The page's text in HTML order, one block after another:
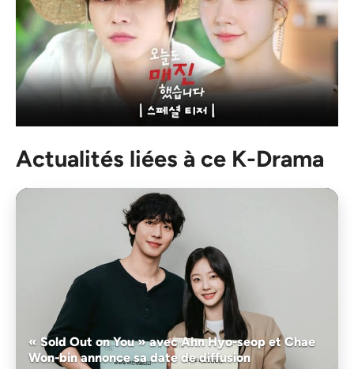
Actualités liées à ce K-Drama
« Sold Out on You » avec Ahn Hyo-seop et Chae
Won-bin annonce sa date de diffusion